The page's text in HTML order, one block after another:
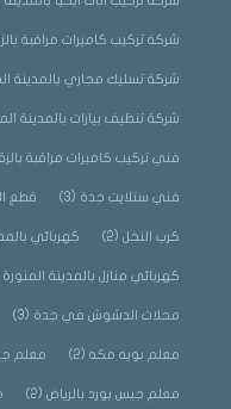
شركة تركيب كاميرات مراقبة
شركة تسليك مجاري بالمدينة
شركة تنظيف بيارات بالمدينة
فني تركيب كاميرات مراقبة
فني ستلايت جدة (3) قطع
كرب النخل(2) كهربائي
كهربائي منازل بالمدينة المنورة
محلات الدشوش في جدة (3)
معلم بويه مكه(2) معلم
معلم جبس بورد بالرياض(2)